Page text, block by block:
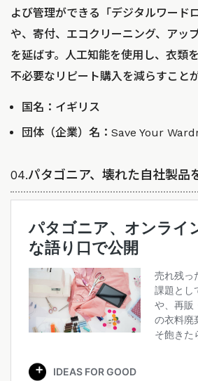
よび管理ができる「デジタルワード
や、寄付、エコクリーニング、アッ
を延ばす。人工知能を使用し、衣類
不必要なリピート購入を減らすこと
国名：イギリス
団体（企業）名： Save Your
04.パタゴニア、壊れた自社製品